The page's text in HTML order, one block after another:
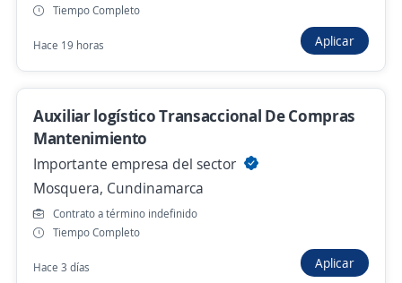
$ 2.000.000,00 (Mensual)
Hace 3 días
Se precisa Urgente
Auxiliar ambiental. Residente en
Paratebueno, Cundinamarca
4,6
Jiro S.A.
Paratebueno, Cundinamarca
Hace 4 días
Tiempo Completo
Hace 19 horas Aplicar
Auxiliar logístico Transaccional De Compras
Mantenimiento
Importante empresa del sector
Mosquera, Cundinamarca
Contrato a término indefinido
Tiempo Completo
Hace 3 días Aplicar